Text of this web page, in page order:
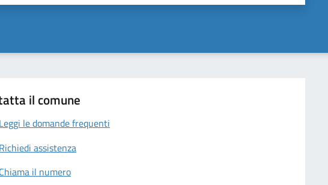
il comune
le domande frequenti
assistenza
il numero